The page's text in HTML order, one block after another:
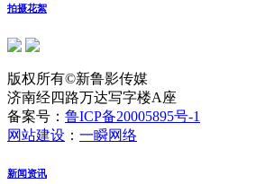
拍摄花絮
版权所有©新鲁影传媒
济南经四路万达写字楼A座
备案号： 鲁ICP备20005895号-1
网站建设 ： 一瞬网络
新闻资讯